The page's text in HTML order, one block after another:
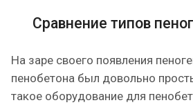
Сравнение типов
На заре своего появления
пенобетона был довольно
такое оборудование для